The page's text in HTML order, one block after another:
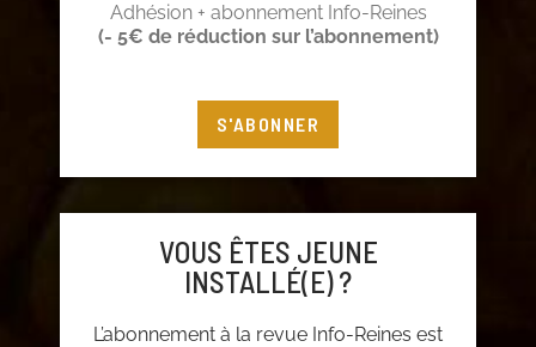
Adhésion + abonnement Info-Reines
(- 5€ de réduction sur l’abonnement)
S'ABONNER
VOUS ÊTES JEUNE
INSTALLÉ(E) ?
L’abonnement à la revue Info-Reines est